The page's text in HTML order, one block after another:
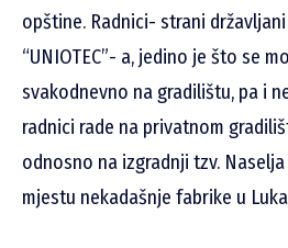
opštine. Radnici- strani
“UNIOTEC”- a, jedino je što se
svakodnevno na gradilištu, pa i
radnici rade na privatnom
odnosno na izgradnji tzv. Naselja
mjestu nekadašnje fabrike u